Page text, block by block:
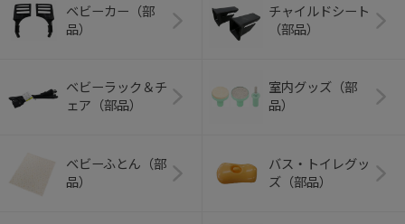
ベビーカー（部
品）
チャイルドシート
（部品）
ベビーラック＆チ
ェア（部品）
室内グッズ（部
品）
ベビーふとん（部
品）
バス・トイレグッ
ズ（部品）